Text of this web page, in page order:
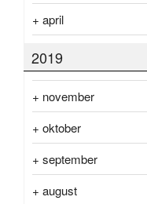
+ april
2019
+ november
+ oktober
+ september
+ august